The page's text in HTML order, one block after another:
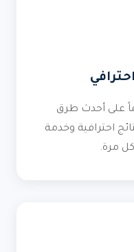
على أحدث طرق
احترافية وخدمة
مرة.